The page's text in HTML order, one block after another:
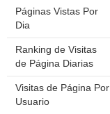
Páginas Vistas Por
Dia
Ranking de Visitas
de Página Diarias
Visitas de Página Por
Usuario